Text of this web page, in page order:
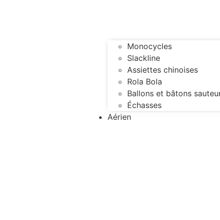
Monocycles
Slackline
Assiettes chinoises
Rola Bola
Ballons et bâtons
Échasses
Aérien